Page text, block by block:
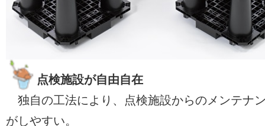
点検施設が自由自在
独自の工法により、点検施設からのメンテナ
がしやすい。